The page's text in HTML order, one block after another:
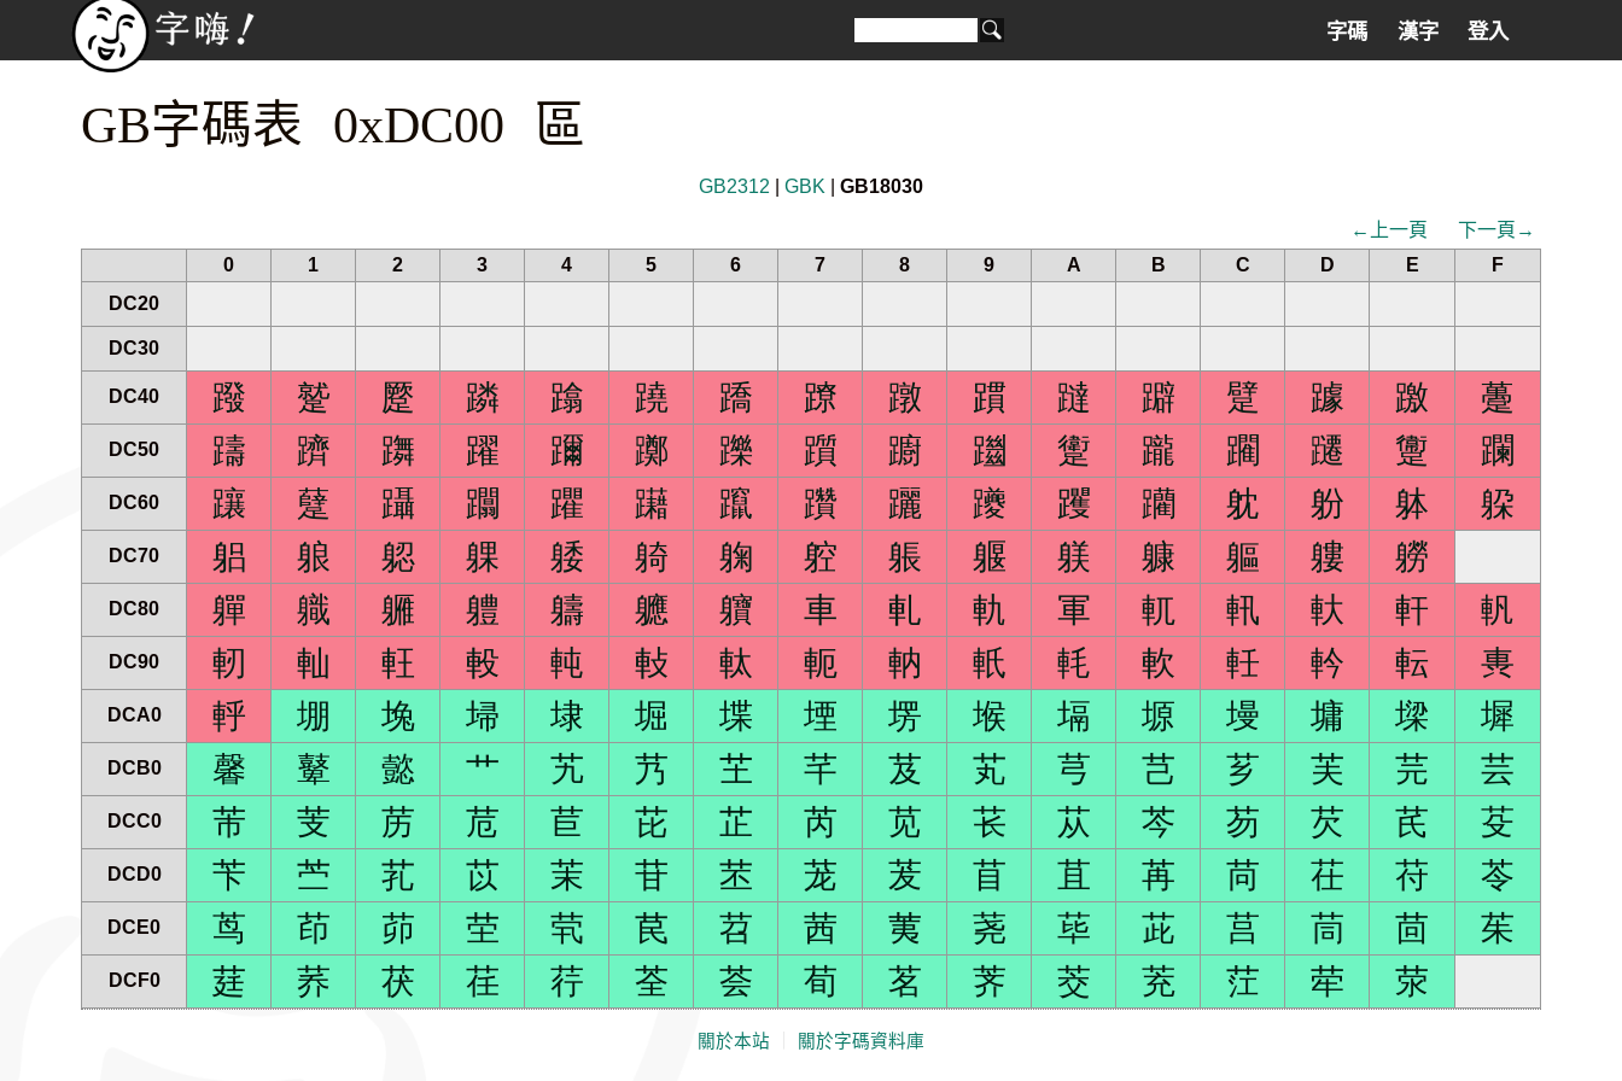
字碼 漢字 登入
GB字碼表 0xDC00 區
GB2312 GBK GB18030
←上一頁
下一頁→
0
1 2 3 4 5 6 7 8 9 A B C D E
F
DC20
DC30
DC40 蹳 蹵 蹷 蹸 蹹 蹺 蹻 蹽 蹾 躀 躂 躃 躄 躆 躈 躉
DC50 躊 躋 躌 躍 躎 躑 躒 躓 躕 躖 躗 躘 躙 躚 躛 躝
DC60 躟 躠 躡 躢 躣 躤 躥 躦 躧 躨 躩 躪 躭 躮 躰 躱
DC70 躳 躴 躵 躶 躷 躸 躹 躻 躼 躽 躾 躿 軀 軁 軂
DC80 軃 軄 軅 軆 軇 軈 軉 車 軋 軌 軍 軏 軐 軑 軒 軓
DC90 軔 軕 軖 軗 軘 軙 軚 軛 軜 軝 軞 軟 軠 軡 転 軣
DCA0 軤 堋 堍 埽 埭 堀 堞 堙 塄 堠 塥 塬 墁 墉 墚 墀
DCB0 馨 鼙 懿 艹 艽 艿 芏 芊 芨 芄 芎 芑 芗 芙 芫 芸
DCC0 芾 芰 苈 苊 苣 芘 芷 芮 苋 苌 苁 芩 芴 芡 芪 芟
DCD0 苄 苎 芤 苡 茉 苷 苤 茏 茇 苜 苴 苒 苘 茌 苻 苓
DCE0 茑 茚 茆 茔 茕 苠 苕 茜 荑 荛 荜 茈 莒 茼 茴 茱
DCF0 莛 荞 茯 荏 荇 荃 荟 荀 茗 荠 茭 茺 茳 荦 荥
關於本站 關於字碼資料庫